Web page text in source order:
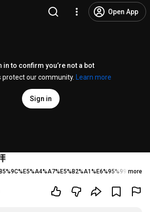
Open App
in to confirm you’re not a bot
protect our community.
Learn more
Sign in
more